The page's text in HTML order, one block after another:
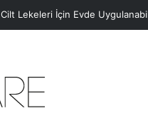
Cilt Lekeleri İçin Evde